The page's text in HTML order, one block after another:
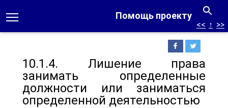
Помощь проекту
<< ↑ >>
10.1.4. Лишение права
занимать определенные
должности или заниматься
определенной деятельностью